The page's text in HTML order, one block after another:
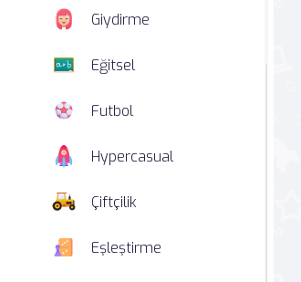
Giydirme
Eğitsel
Futbol
Hypercasual
Çiftçilik
Eşleştirme